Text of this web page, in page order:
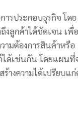
รประกอบธุรกิจ โดย
งลูกค้าได้ชัดเจน เพื่อ
มต้องการสินค้าหรือ
ได้เช่นกัน โดยแผนที่
างความได้เปรียบแ